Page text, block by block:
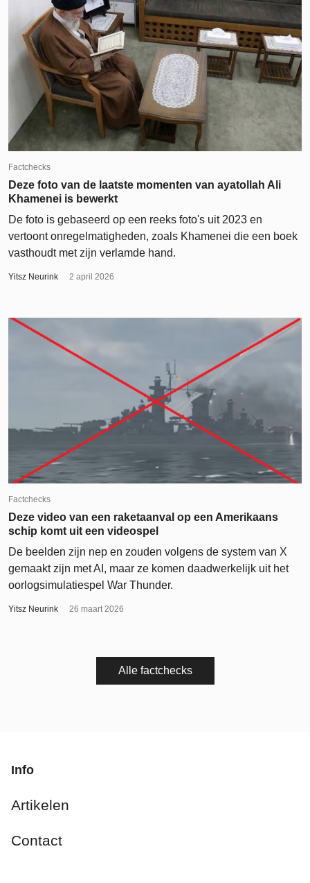
Factchecks
Deze foto van de laatste momenten van ayatollah Ali
Khamenei is bewerkt
De foto is gebaseerd op een reeks foto's uit 2023 en
vertoont onregelmatigheden, zoals Khamenei die een boek
vasthoudt met zijn verlamde hand.
Yitsz Neurink 2 april 2026
Factchecks
Deze video van een raketaanval op een Amerikaans
schip komt uit een videospel
De beelden zijn nep en zouden volgens de system van X
gemaakt zijn met AI, maar ze komen daadwerkelijk uit het
oorlogsimulatiespel War Thunder.
Yitsz Neurink 26 maart 2026
Alle factchecks
Info
Artikelen
Contact